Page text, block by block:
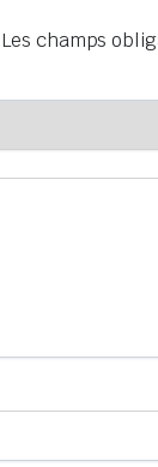
Les champs